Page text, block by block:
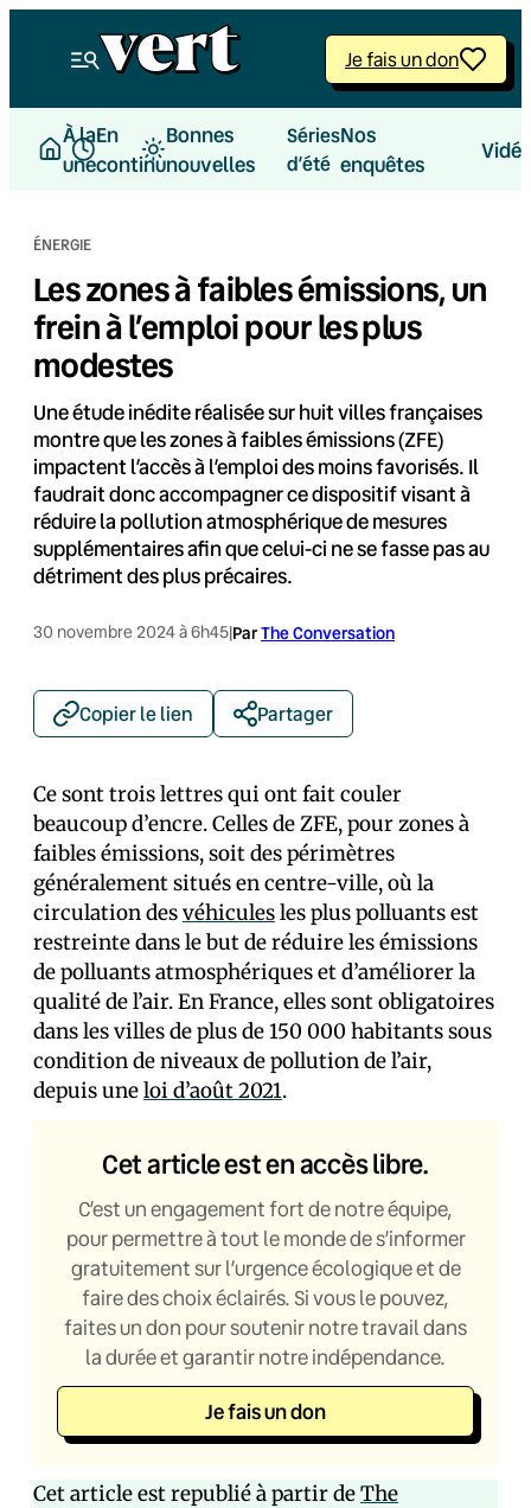
Je fais un don
À la
une
En
continu
Bonnes
nouvelles
Séries
d’été
Nos
enquêtes
ÉNERGIE
Les zones à faibles émissions, un
frein à l’emploi pour les plus
modestes
Une étude inédite réalisée sur huit villes françaises
montre que les zones à faibles émissions (ZFE)
impactent l’accès à l’emploi des moins favorisés. Il
faudrait donc accompagner ce dispositif visant à
réduire la pollution atmosphérique de mesures
supplémentaires afin que celui-ci ne se fasse pas au
détriment des plus précaires.
30 novembre 2024 à 6h45|ParThe Conversation
Copier le lien Partager
Ce sont trois lettres qui ont fait couler
beaucoup d’encre. Celles de ZFE, pour zones à
faibles émissions, soit des périmètres
généralement situés en centre-ville, où la
circulation desvéhiculesles plus polluants est
restreinte dans le but de réduire les émissions
de polluants atmosphériques et d’améliorer la
qualité de l’air. En France, elles sont obligatoires
dans les villes de plus de 150 000 habitants sous
condition de niveaux de pollution de l’air,
depuis uneloi d’août 2021.
Cet article est en accès libre.
C’est un engagement fort de notre équipe,
pour permettre à tout le monde de s’informer
gratuitement sur l’urgence écologique et de
faire des choix éclairés. Si vous le pouvez,
faites un don pour soutenir notre travail dans
la durée et garantir notre indépendance.
Je fais un don
Cet article est republié à partir deThe